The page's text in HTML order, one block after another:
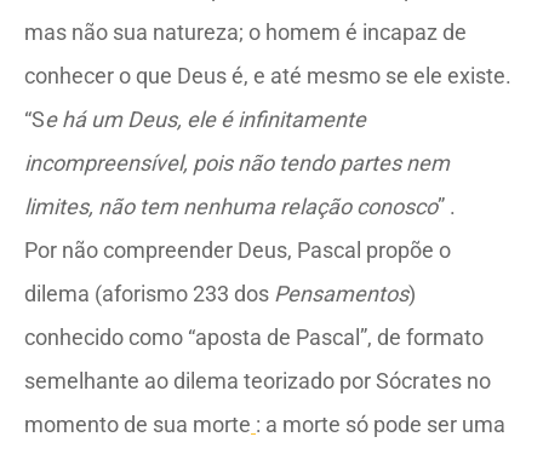
mas não sua natureza; o homem é incapaz de
conhecer o que Deus é, e até mesmo se ele existe.
“Se há um Deus, ele é infinitamente
incompreensível, pois não tendo partes nem
limites, não tem nenhuma relação conosco” .
Por não compreender Deus, Pascal propõe o
dilema (aforismo 233 dos Pensamentos)
conhecido como “aposta de Pascal”, de formato
semelhante ao dilema teorizado por Sócrates no
momento de sua morte : a morte só pode ser uma